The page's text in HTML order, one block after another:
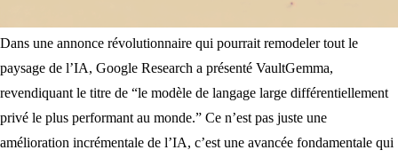
Dans une annonce révolutionnaire qui pourrait remodeler tout le
paysage de l’IA, Google Research a présenté VaultGemma,
revendiquant le titre de “le modèle de langage large différentiellement
privé le plus performant au monde.” Ce n’est pas juste une
amélioration incrémentale de l’IA, c’est une avancée fondamentale qui